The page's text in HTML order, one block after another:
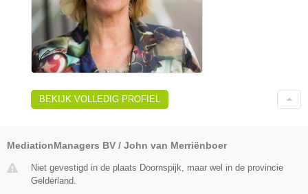
BEKIJK VOLLEDIG PROFIEL
MediationManagers BV / John van Merriënboer
Niet gevestigd in de plaats Doornspijk, maar wel in de provincie
Gelderland.